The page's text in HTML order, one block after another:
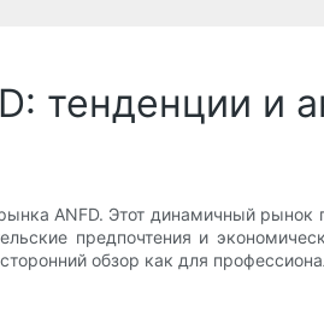
тенденции и
ANFD. Этот динамичный рынок
предпочтения и
обзор как для